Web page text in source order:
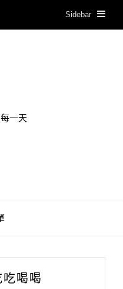
Sidebar
的過每一天
吃喝喝